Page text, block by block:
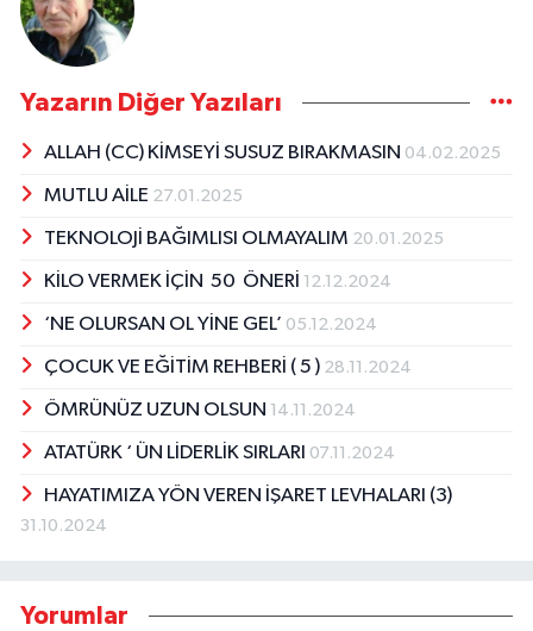
Yazarın Diğer Yazıları
ALLAH (CC) KİMSEYİ SUSUZ BIRAKMASIN 04.02.2025
MUTLU AİLE 27.01.2025
TEKNOLOJİ BAĞIMLISI OLMAYALIM 20.01.2025
KİLO VERMEK İÇİN 50 ÖNERİ 12.12.2024
‘NE OLURSAN OL YİNE GEL’ 05.12.2024
ÇOCUK VE EĞİTİM REHBERİ ( 5 ) 28.11.2024
ÖMRÜNÜZ UZUN OLSUN 14.11.2024
ATATÜRK ‘ ÜN LİDERLİK SIRLARI 07.11.2024
HAYATIMIZA YÖN VEREN İŞARET LEVHALARI (3)
31.10.2024
Yorumlar